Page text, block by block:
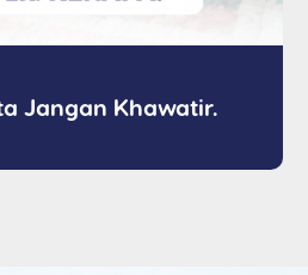
Jangan Khawatir.